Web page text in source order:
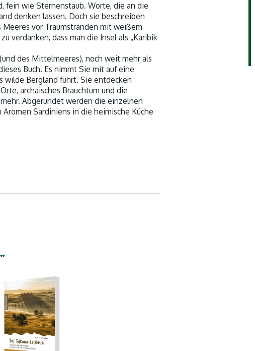
fein wie Sternenstaub. Worte, die an die
denken lassen. Doch sie beschreiben
Meeres vor Traumstränden mit weißem
verdanken, dass man die Insel als „Karibik
des Mittelmeeres), noch weit mehr als
Buch. Es nimmt Sie mit auf eine
wilde Bergland führt. Sie entdecken
archaisches Brauchtum und die
Abgerundet werden die einzelnen
Sardiniens in die heimische Küche